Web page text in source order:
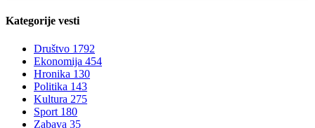
Kategorije vesti
Društvo 1792
Ekonomija 454
Hronika 130
Politika 143
Kultura 275
Sport 180
Zabava 35